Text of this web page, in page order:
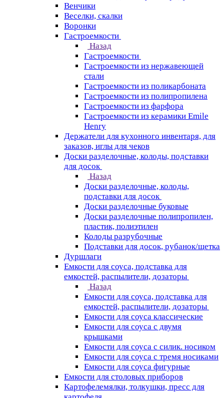
Венчики
Веселки, скалки
Воронки
Гастроемкости
Назад
Гастроемкости
Гастроемкости из нержавеющей
стали
Гастроемкости из поликарбоната
Гастроемкости из полипропилена
Гастроемкости из фарфора
Гастроемкости из керамики Emile
Henry
Держатели для кухонного инвентаря, для
заказов, иглы для чеков
Доски разделочные, колоды, подставки
для досок
Назад
Доски разделочные, колоды,
подставки для досок
Доски разделочные буковые
Доски разделочные полипропилен,
пластик, полиэтилен
Колоды разрубочные
Подставки для досок, рубанок/щетка
Дуршлаги
Емкости для соуса, подставка для
емкостей, распылители, дозаторы
Назад
Емкости для соуса, подставка для
емкостей, распылители, дозаторы
Емкости для соуса классические
Емкости для соуса с двумя
крышками
Емкости для соуса с силик. носиком
Емкости для соуса с тремя носиками
Емкости для соуса фигурные
Емкости для столовых приборов
Картофелемялки, толкушки, пресс для